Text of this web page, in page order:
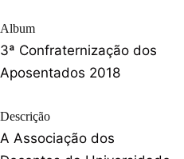
Album
3ª Confraternização dos
Aposentados 2018
Descrição
A Associação dos